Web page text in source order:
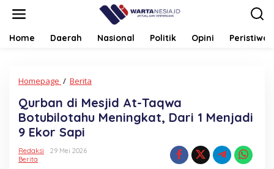
Home Daerah Nasional Politik Opini Peristiwa
Homepage / Berita
Mesjid
At-
Taqwa
Qurban di Mesjid At-Taqwa
Botubilotahu Meningkat, Dari 1 Menjadi
9 Ekor Sapi
Redaksi
29 Mei 2026
Berita